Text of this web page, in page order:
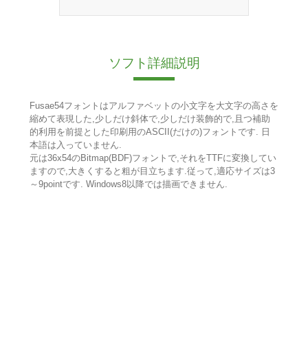
ソフト詳細説明
Fusae54フォントはアルファベットの小文字を大文字の高さを
縮めて表現した,少しだけ斜体で,少しだけ装飾的で,且つ補助
的利用を前提とした印刷用のASCII(だけの)フォントです. 日
本語は入っていません.
元は36x54のBitmap(BDF)フォントで,それをTTFに変換してい
ますので,大きくすると粗が目立ちます.従って,適応サイズは3
～9pointです. Windows8以降では描画できません.